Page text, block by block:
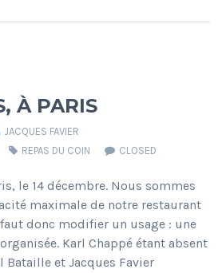
À PARIS
JACQUES FAVIER
REPAS DU COIN CLOSED
le 14 décembre. Nous sommes
maximale de notre restaurant
donc modifier un usage : une
Karl Chappé étant absent
Bataille et Jacques Favier